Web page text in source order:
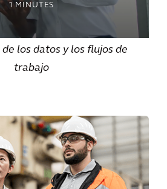
1 MINUTES
los datos y los flujos de
trabajo